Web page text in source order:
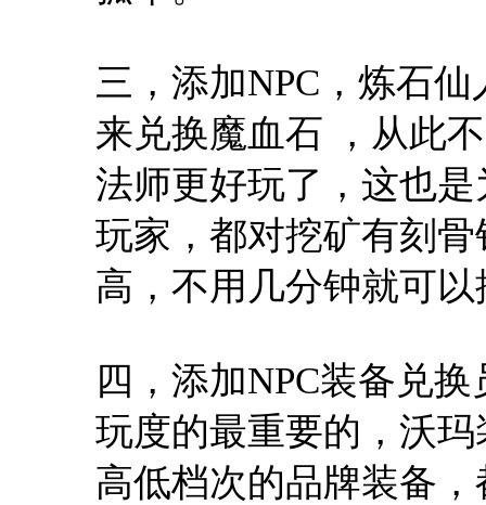
三，添加NPC，炼石
来兑换魔血石 ，从此
法师更好玩了，这也
玩家，都对挖矿有刻
高，不用几分钟就可以
四，添加NPC装备兑
玩度的最重要的，沃
高低档次的品牌装备